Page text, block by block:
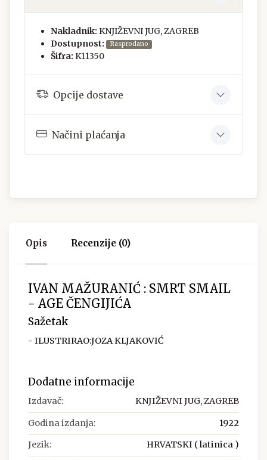
Nakladnik: KNJIŽEVNI JUG, ZAGREB
Dostupnost:
Rasprodano
Šifra: K11350
Opcije dostave
Načini plaćanja
Opis Recenzije (0)
IVAN MAŽURANIĆ : SMRT SMAIL
- AGE ČENGIJIĆA
Sažetak
- ILUSTRIRAO:JOZA KLJAKOVIĆ
Dodatne informacije
Izdavač: KNJIŽEVNI JUG, ZAGREB
Godina izdanja: 1922
Jezik: HRVATSKI ( latinica )